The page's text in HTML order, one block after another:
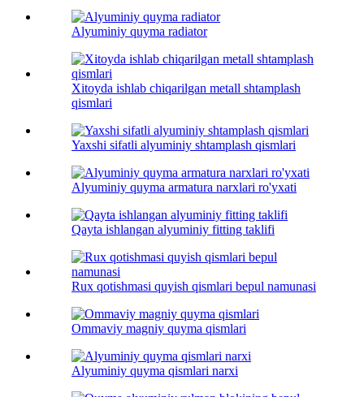
Alyuminiy quyma radiator
Xitoyda ishlab chiqarilgan metall shtamplash
qismlari
Yaxshi sifatli alyuminiy shtamplash qismlari
Alyuminiy quyma armatura narxlari ro'yxati
Qayta ishlangan alyuminiy fitting taklifi
Rux qotishmasi quyish qismlari bepul namunasi
Ommaviy magniy quyma qismlari
Alyuminiy quyma qismlari narxi